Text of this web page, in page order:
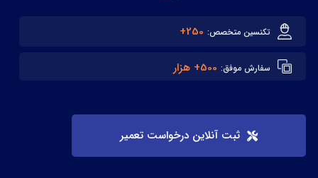
تکنسین متخصص: 250+
سفارش موفق: 500+ هزار
ثبت آنلاین درخواست تعمیر